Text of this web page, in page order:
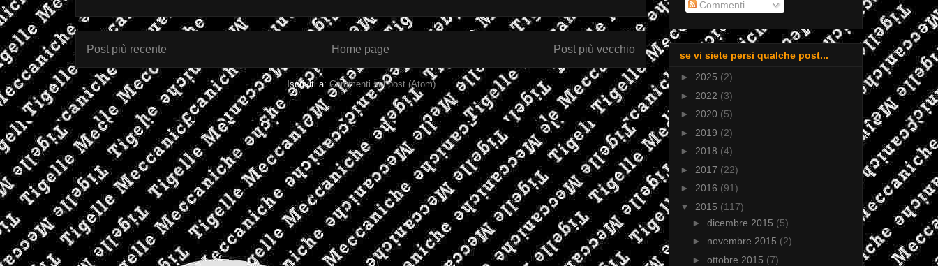
Post più recente Post più vecchio
Home page
Iscriviti a: Commenti sul post (Atom)
Commenti
se vi siete persi qualche post...
► 2025 (2)
► 2022 (3)
► 2020 (5)
► 2019 (2)
► 2018 (4)
► 2017 (22)
► 2016 (91)
▼ 2015 (117)
► dicembre 2015 (5)
► novembre 2015 (2)
► ottobre 2015 (7)